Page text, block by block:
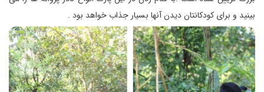
بینید و برای کودکانتان دیدن آنها بسیار جذاب خواهد بود .